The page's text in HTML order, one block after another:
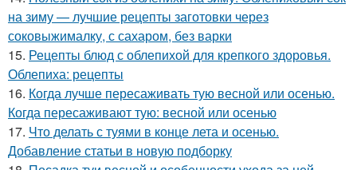
на зиму — лучшие рецепты заготовки через
соковыжималку, с сахаром, без варки
15. Рецепты блюд с облепихой для крепкого здоровья.
Облепиха: рецепты
16. Когда лучше пересаживать тую весной или осенью.
Когда пересаживают тую: весной или осенью
17. Что делать с туями в конце лета и осенью.
Добавление статьи в новую подборку